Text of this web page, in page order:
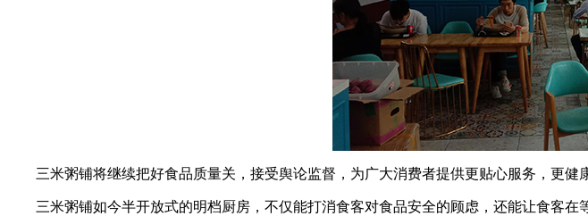
三米粥铺将继续把好食品质量关，接受舆论监督，为广大消费者提供更贴心服务，更健
三米粥铺如今半开放式的明档厨房，不仅能打消食客对食品安全的顾虑，还能让食客在